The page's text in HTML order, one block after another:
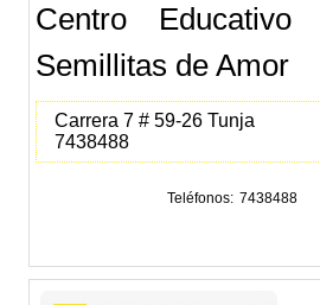
Centro Educativo
Semillitas de Amor
Carrera 7 # 59-26 Tunja
7438488
Teléfonos 7438488